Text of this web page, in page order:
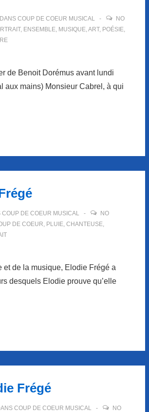
COUP DE COEUR MUSICAL
NO
, ENSEMBLE, MUSIQUE,ART, POÉSIE,
de Benoit Dorémus avant lundi
aux mains) Monsieur Cabrel, à qui
COUP DE COEUR MUSICAL
NO
DE COEUR, PLUIE, CHANTEUSE,
de la musique, Elodie Frégé a
desquels Elodie prouve qu’elle
Frégé
COUP DE COEUR MUSICAL
NO